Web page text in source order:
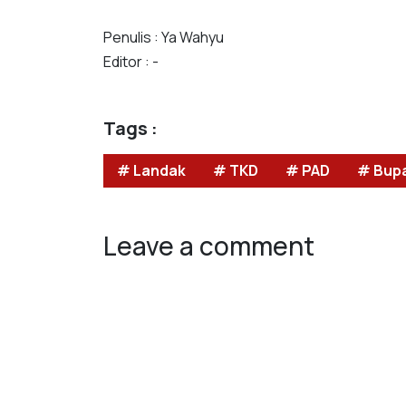
Penulis : Ya Wahyu
Editor : -
Tags :
# Landak # TKD # PAD #
Leave a comment